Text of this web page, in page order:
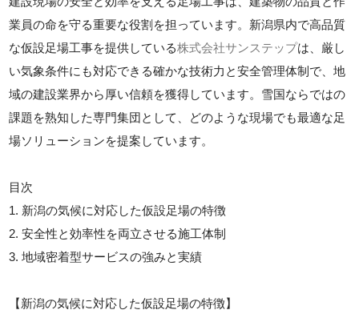
業員の命を守る重要な役割を担っています。新潟県内で高品質
な仮設足場工事を提供している株式会社サンステップは、厳し
い気象条件にも対応できる確かな技術力と安全管理体制で、地
域の建設業界から厚い信頼を獲得しています。雪国ならではの
課題を熟知した専門集団として、どのような現場でも最適な足
場ソリューションを提案しています。
目次
1. 新潟の気候に対応した仮設足場の特徴
2. 安全性と効率性を両立させる施工体制
3. 地域密着型サービスの強みと実績
【新潟の気候に対応した仮設足場の特徴】